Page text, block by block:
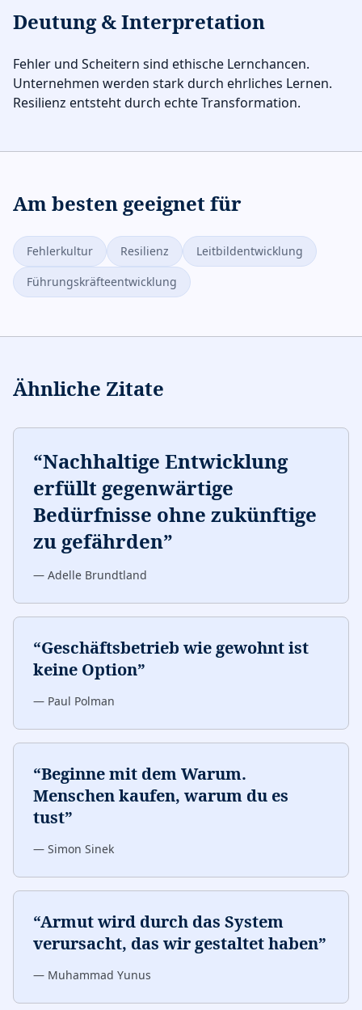
Deutung & Interpretation
Fehler und Scheitern sind ethische Lernchancen.
Unternehmen werden stark durch ehrliches Lernen.
Resilienz entsteht durch echte Transformation.
Am besten geeignet für
Fehlerkultur Resilienz
Leitbildentwicklung
Führungskräfteentwicklung
Ähnliche Zitate
“Nachhaltige Entwicklung
erfüllt gegenwärtige
Bedürfnisse ohne zukünftige
zu gefährden”
— Adelle Brundtland
“Geschäftsbetrieb wie gewohnt ist
keine Option”
— Paul Polman
“Beginne mit dem Warum.
Menschen kaufen, warum du es
tust”
— Simon Sinek
“Armut wird durch das System
verursacht, das wir gestaltet haben”
— Muhammad Yunus